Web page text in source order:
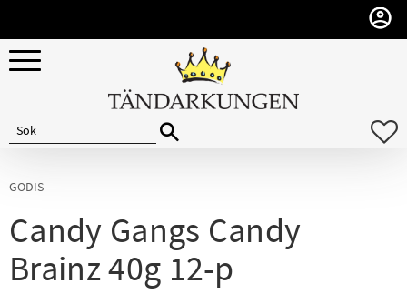
Meny
GODIS
Candy Gangs Candy
Brainz 40g 12-p